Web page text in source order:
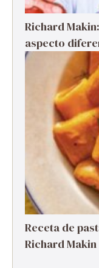
Richard
aspecto
Receta de
Richard Makin